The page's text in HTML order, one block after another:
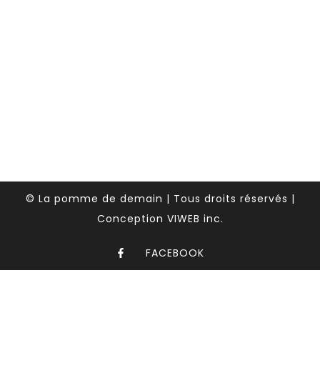
© La pomme de demain | Tous droits réservés |
Conception VIWEB inc.
FACEBOOK